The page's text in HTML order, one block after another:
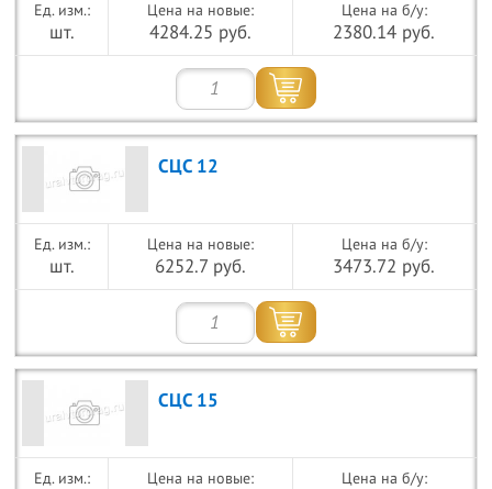
шт.
Цена на новые:
4284.25 руб.
Цена на б/у:
2380.14 руб.
СЦС 12
шт.
Цена на новые:
6252.7 руб.
Цена на б/у:
3473.72 руб.
СЦС 15
Цена на новые: Цена на б/у: